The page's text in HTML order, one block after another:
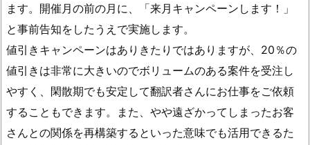
ます。開催月の前の月に、「来月キャンペーンします！」
と事前告知をしたうえで実施します。
値引きキャンペーンはありきたりではありますが、20％の
値引きは非常に大きいのでボリュームのある案件を受注し
やすく、閑散期でも安定して翻訳者さんにお仕事をご依頼
することもできます。また、やや遠ざかってしまったお客
さんとの関係を再構築するといった意味でも活用できるた